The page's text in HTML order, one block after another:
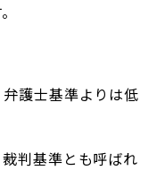
護士基準よりは低
判基準とも呼ばれ